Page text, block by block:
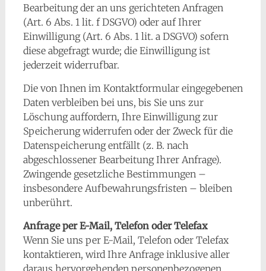
Bearbeitung der an uns gerichteten Anfragen
(Art. 6 Abs. 1 lit. f DSGVO) oder auf Ihrer
Einwilligung (Art. 6 Abs. 1 lit. a DSGVO) sofern
diese abgefragt wurde; die Einwilligung ist
jederzeit widerrufbar.
Die von Ihnen im Kontaktformular eingegebenen
Daten verbleiben bei uns, bis Sie uns zur
Löschung auffordern, Ihre Einwilligung zur
Speicherung widerrufen oder der Zweck für die
Datenspeicherung entfällt (z. B. nach
abgeschlossener Bearbeitung Ihrer Anfrage).
Zwingende gesetzliche Bestimmungen –
insbesondere Aufbewahrungsfristen – bleiben
unberührt.
Anfrage per E-Mail, Telefon oder Telefax
Wenn Sie uns per E-Mail, Telefon oder Telefax
kontaktieren, wird Ihre Anfrage inklusive aller
daraus hervorgehenden personenbezogenen